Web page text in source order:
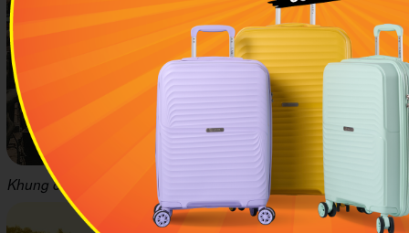
Khung cảnh cổ kính bình yên ở những con phố cổ Hàng Châu